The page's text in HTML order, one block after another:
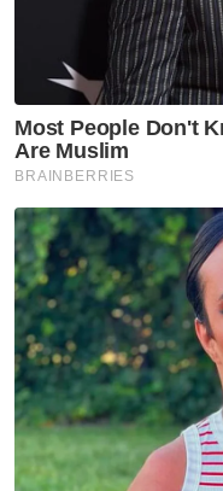
"Bermain macam
kepada barisan
Wan Jamak
mempelbagaikan
dalam pasukan
dan
depan.